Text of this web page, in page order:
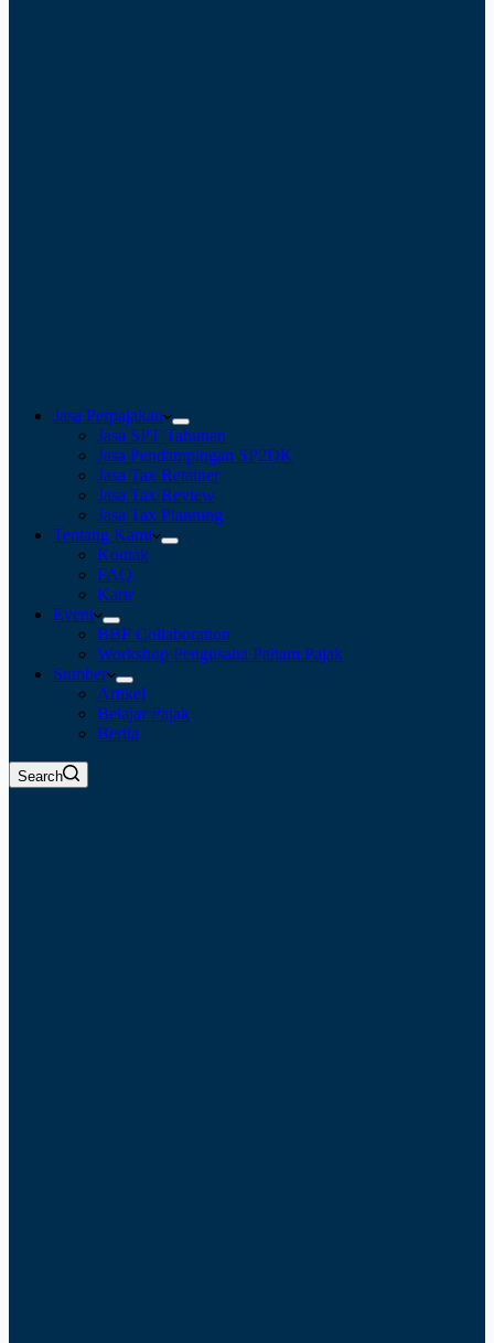
Jasa Perpajakan
Jasa SPT Tahunan
Jasa Pendampingan SP2DK
Jasa Tax Retainer
Jasa Tax Review
Jasa Tax Planning
Tentang Kami
Kontak
FAQ
Karir
Event
BBF Collaboration
Workshop Pengusaha Paham Pajak
Sumber
Artikel
Belajar Pajak
Berita
Search